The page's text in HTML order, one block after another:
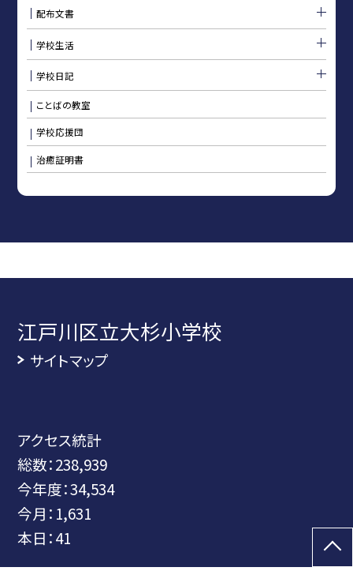
配布文書
学校生活
学校日記
ことばの教室
学校応援団
治癒証明書
江戸川区立大杉小学校
サイトマップ
アクセス統計
総数：238,939
今年度：34,534
今月： 1,631
本日：41